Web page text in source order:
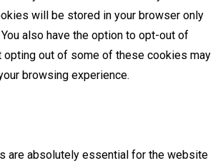
will be stored in your browser only
also have the option to opt-out of
opting out of some of these cookies may
browsing experience.
are absolutely essential for the website